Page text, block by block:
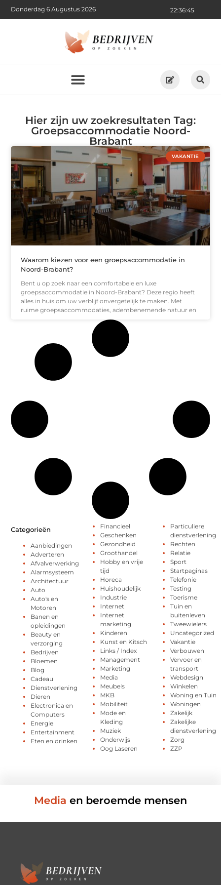
22:36:45
Donderdag 6 Augustus 2026
Hier zijn uw zoekresultaten Tag:
Groepsaccommodatie Noord-
Brabant
VAKANTIE
Waarom kiezen voor een groepsaccommodatie in
Noord-Brabant?
Bent u op zoek naar een comfortabele en luxe
groepsaccommodatie in Noord-Brabant? Deze regio heeft
alles in huis om uw verblijf onvergetelijk te maken. Met
ruime groepsaccommodaties, adembenemende natuur en
Categorieën
Aanbiedingen
Adverteren
Afvalverwerking
Alarmsysteem
Architectuur
Auto
Auto's en
Motoren
Banen en
opleidingen
Beauty en
verzorging
Bedrijven
Bloemen
Blog
Cadeau
Dienstverlening
Dieren
Electronica en
Computers
Energie
Entertainment
Eten en drinken
Financieel
Geschenken
Gezondheid
Groothandel
Hobby en vrije
tijd
Horeca
Huishoudelijk
Industrie
Internet
Internet
marketing
Kinderen
Kunst en Kitsch
Links / Index
Management
Marketing
Media
Meubels
MKB
Mobiliteit
Mode en
Kleding
Muziek
Onderwijs
Oog Laseren
Particuliere
dienstverlening
Rechten
Relatie
Sport
Startpaginas
Telefonie
Testing
Toerisme
Tuin en
buitenleven
Tweewielers
Uncategorized
Vakantie
Verbouwen
Vervoer en
transport
Webdesign
Winkelen
Woning en Tuin
Woningen
Zakelijk
Zakelijke
dienstverlening
Zorg
ZZP
Media en beroemde mensen